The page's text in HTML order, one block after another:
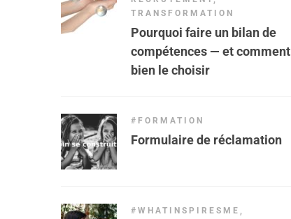
TRANSFORMATION
Pourquoi faire un bilan de
compétences — et comment
bien le choisir
#FORMATION
Formulaire de réclamation
#WHATINSPIRESME ,